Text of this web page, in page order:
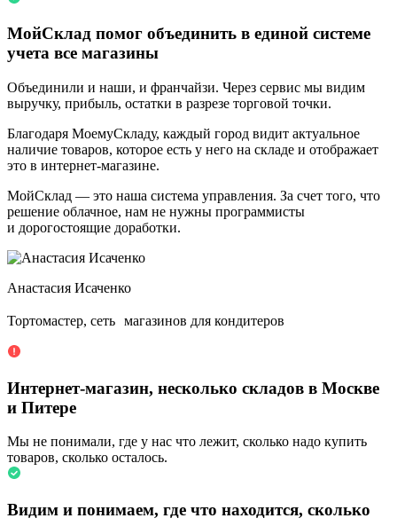
МойСклад помог объединить в единой системе
учета все магазины
Объединили и наши, и франчайзи. Через сервис мы видим
выручку, прибыль, остатки в разрезе торговой точки.
Благодаря МоемуСкладу, каждый город видит актуальное
наличие товаров, которое есть у него на складе и отображает
это в интернет-магазине.
МойСклад — это наша система управления. За счет того, что
решение облачное, нам не нужны программисты
и дорогостоящие доработки.
Анастасия Исаченко
Тортомастер, сеть магазинов для кондитеров
Интернет-магазин, несколько складов в Москве
и Питере
Мы не понимали, где у нас что лежит, сколько надо купить
товаров, сколько осталось.
Видим и понимаем, где что находится, сколько